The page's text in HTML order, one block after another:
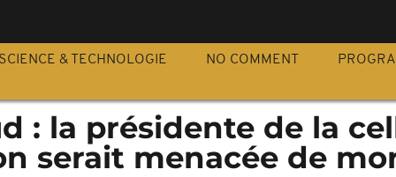
SCIENCE & TECHNOLOGIE NO COMMENT
: la présidente de la
serait menacée de